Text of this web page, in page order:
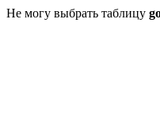
Не могу выбрать таблицу